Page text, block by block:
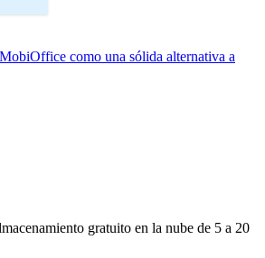
como una sólida alternativa a
gratuito en la nube de 5 a 20